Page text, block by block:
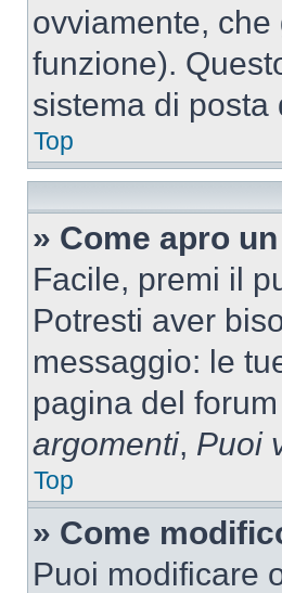
ovviamente,
funzione).
sistema di posta
Top
» Come apro
Facile, premi il
Potresti aver
messaggio: le
pagina del
argomenti, Puoi
Top
» Come
Puoi modificare